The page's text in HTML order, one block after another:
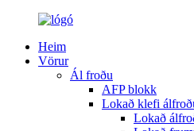
Heim
Vörur
Ál froðu
AFP blokk
Lokað klefi
Lokað